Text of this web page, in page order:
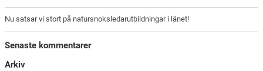
Nu satsar vi stort på natursnoksledarutbildningar i länet!
Senaste kommentarer
Arkiv